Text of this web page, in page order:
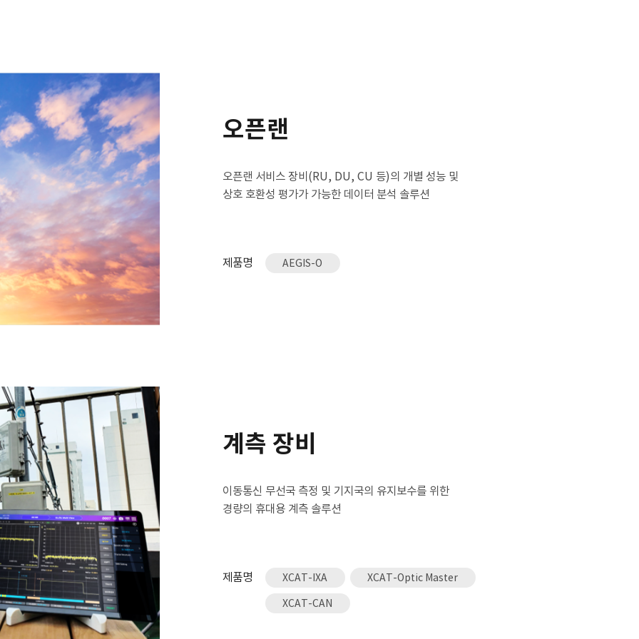
오픈랜
오픈랜 서비스 장비(RU, DU, CU 등)의 개별 성능 및
상호 호환성 평가가 가능한 데이터 분석 솔루션
제품명 AEGIS-O
계측 장비
이동통신 무선국 측정 및 기지국의 유지보수를 위한
경량의 휴대용 계측 솔루션
제품명 XCAT-IXA XCAT-Optic Master
XCAT-CAN